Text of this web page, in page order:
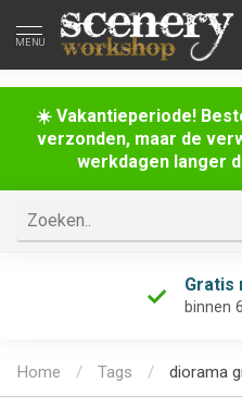
☀️ Vakantieperiode!
verzonden, maar de
werkdagen langer
MENU
Uniek
én de
Home / Tags / diorama